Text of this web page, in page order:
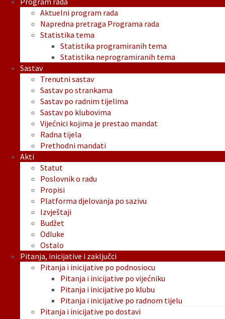
Aktuelni program rada
Napredna pretraga Programa rada
Statistika tema
Statistika programiranih tema
Statistika neprogramiranih tema
Sastav
Trenutni sastav
Sastav po strankama
Sastav po radnim tijelima
Sastav po klubovima
Vijećnici kojima je prestao mandat
Radna tijela
Prethodni mandati
Akti
Statut
Poslovnik o radu
Propisi
Platforma djelovanja po sazivu
Izvještaji
Budžet
Odluke
Ostalo
Pitanja, inicijative i zaključci
Pitanja i inicijative po podnosiocu
Pitanja i inicijative po vijećniku
Pitanja i inicijative po klubu
Pitanja i inicijative po radnom tijelu
Pitanja i inicijative po dostavi